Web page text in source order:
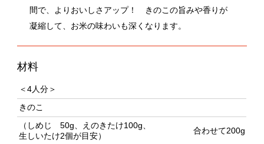
材料
＜4人分＞
きのこ
生しいたけ2個が目安）
うるち米
もち米 1/2合
塩 小さじ1/2